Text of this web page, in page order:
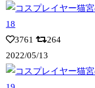
3761
264
2022/05/13